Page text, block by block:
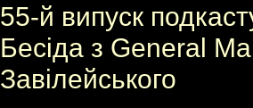
55-й випуск
Бесіда з General
Завілейського